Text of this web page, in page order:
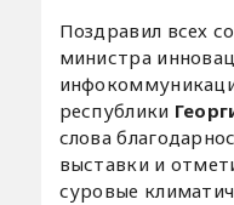
Поздравил всех
министра
республики
слова
выставки и
суровые